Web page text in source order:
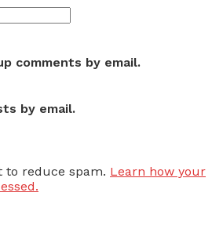
comments by email.
by email.
to reduce spam. Learn how your